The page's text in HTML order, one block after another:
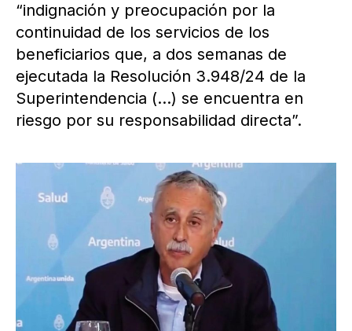
“indignación y preocupación por la
continuidad de los servicios de los
beneficiarios que, a dos semanas de
ejecutada la Resolución 3.948/24 de la
Superintendencia (…) se encuentra en
riesgo por su responsabilidad directa”.